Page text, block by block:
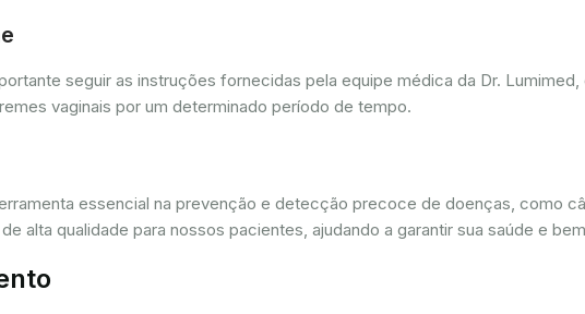
seguir as instruções fornecidas pela equipe médica da Dr.
vaginais por um determinado período de tempo.
essencial na prevenção e detecção precoce de doenças, como
alta qualidade para nossos pacientes, ajudando a garantir sua saúde e